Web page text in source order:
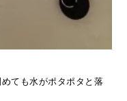
ても水がポタポタと落